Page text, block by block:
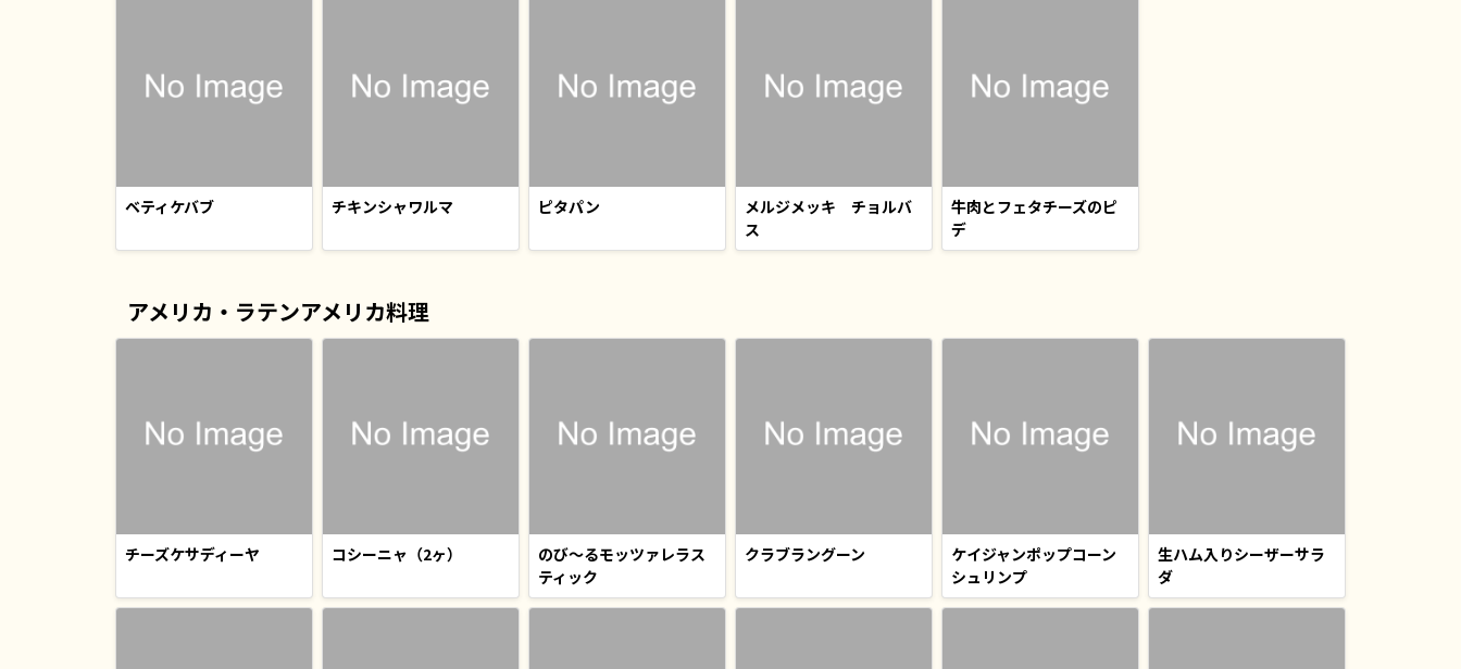
ベティケバブ チキンシャワルマ ピタパン
メルジメッキ チョルバ
ス
牛肉とフェタチーズのピ
デ
アメリカ・ラテンアメリカ料理
チーズケサディーヤ コシーニャ（2ヶ）
のび〜るモッツァレラス
ティック
クラブラングーン
ケイジャンポップコーン
シュリンプ
生ハム入りシーザーサラ
ダ